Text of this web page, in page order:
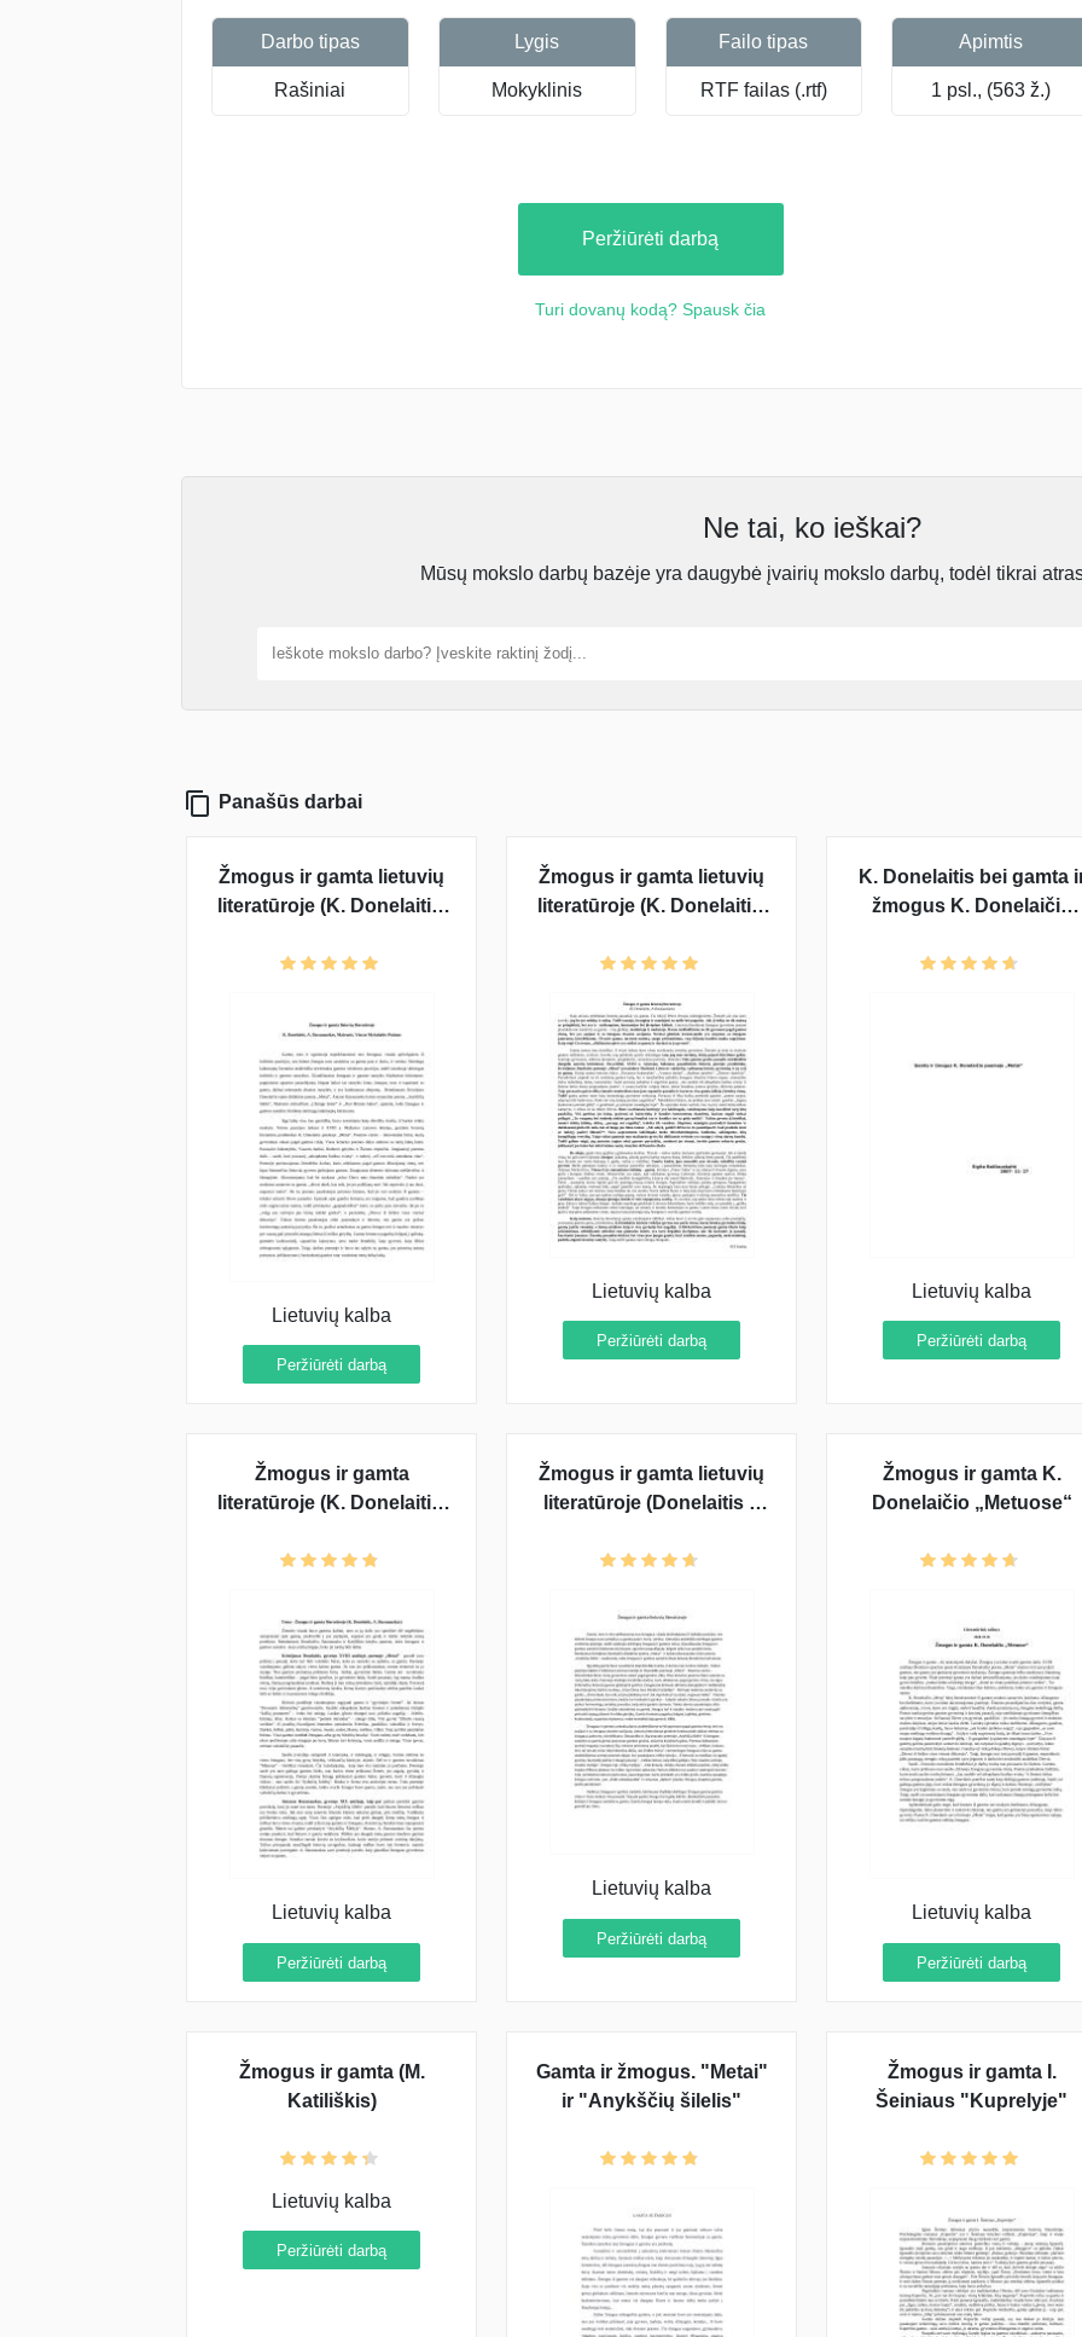
Darbo tipas
Rašiniai
Lygis
Mokyklinis
Failo tipas
RTF failas (.rtf)
Apimtis
1 psl., (563 ž.)
Peržiūrėti darbą
Turi dovanų kodą? Spausk čia
Ne tai, ko ieškai?
Mūsų mokslo darbų bazėje yra daugybė įvairių mokslo darbų, todėl tikrai
Panašūs darbai
Žmogus ir gamta lietuvių
literatūroje (K. Donelaitis,
Maironis, Vincas
Lietuvių kalba
Peržiūrėti darbą
Žmogus ir gamta lietuvių
literatūroje (K. Donelaitis,
Lietuvių kalba
Peržiūrėti darbą
K. Donelaitis bei gamta
žmogus K. Donelaičio
Lietuvių kalba
Peržiūrėti darbą
Žmogus ir gamta
literatūroje (K. Donelaitis,
Lietuvių kalba
Peržiūrėti darbą
Žmogus ir gamta lietuvių
literatūroje (Donelaitis ir
Lietuvių kalba
Peržiūrėti darbą
Žmogus ir gamta K.
Donelaičio „Metuose“
Lietuvių kalba
Peržiūrėti darbą
Žmogus ir gamta (M.
Katiliškis)
Lietuvių kalba
Peržiūrėti darbą
Gamta ir žmogus. "Metai"
ir "Anykščių šilelis"
Žmogus ir gamta I.
Šeiniaus "Kuprelyje"